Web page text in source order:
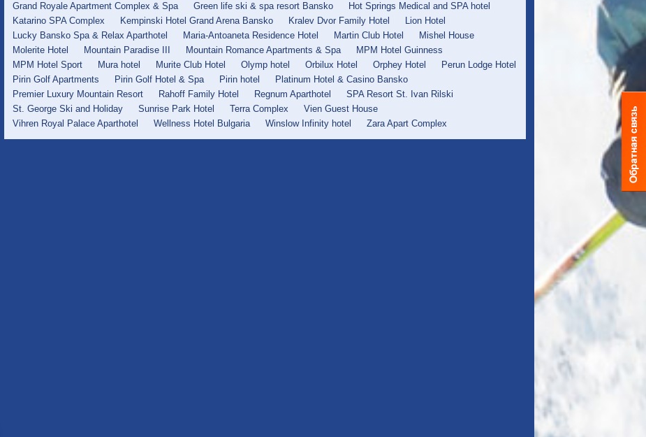
Grand Royale Apartment Complex & Spa
Green life ski & spa resort Bansko
Hot Springs Medical and SPA hotel
Katarino SPA Complex
Kempinski Hotel Grand Arena Bansko Kralev Dvor Family Hotel
Lion Hotel
Lucky Bansko Spa & Relax Aparthotel
Maria-Antoaneta Residence Hotel Martin Club Hotel
Mishel House
Molerite Hotel
Mountain Paradise III Mountain Romance Apartments & Spa
MPM Hotel Guinness
MPM Hotel Sport
Mura hotel Murite Club Hotel Olymp hotel Orbilux Hotel Orphey Hotel
Perun Lodge Hotel
Pirin Golf Apartments
Pirin Golf Hotel & Spa Pirin hotel
Platinum Hotel & Casino Bansko
Premier Luxury Mountain Resort
Rahoff Family Hotel Regnum Aparthotel
SPA Resort St. Ivan Rilski
St. George Ski and Holiday
Sunrise Park Hotel Terra Complex
Vien Guest House
Vihren Royal Palace Aparthotel
Wellness Hotel Bulgaria Winslow Infinity hotel Zara Apart Complex